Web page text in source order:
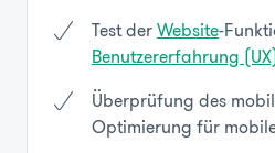
Test derWebsite-
Benutzererfahrung
Überprüfung des
Optimierung für